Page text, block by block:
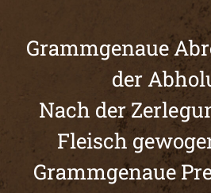
Grammgenaue
der
Nach der
Fleisch
Grammgenaue